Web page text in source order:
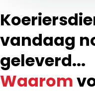
vandaag
geleverd...
Waarom